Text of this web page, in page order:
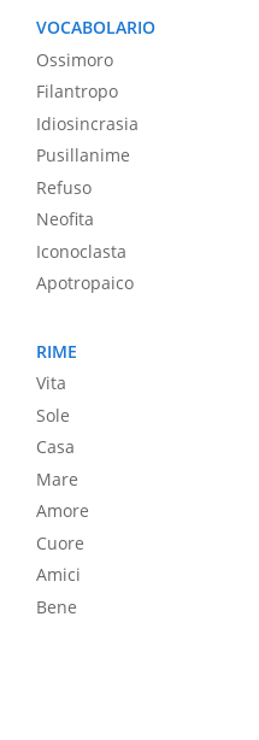
VOCABOLARIO
Ossimoro
Filantropo
Idiosincrasia
Pusillanime
Refuso
Neofita
Iconoclasta
Apotropaico
RIME
Vita
Sole
Casa
Mare
Amore
Cuore
Amici
Bene